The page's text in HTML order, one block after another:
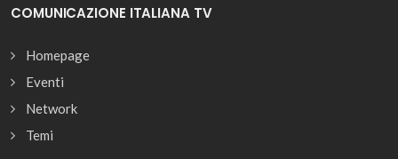
COMUNICAZIONE ITALIANA TV
Homepage
Eventi
Network
Temi